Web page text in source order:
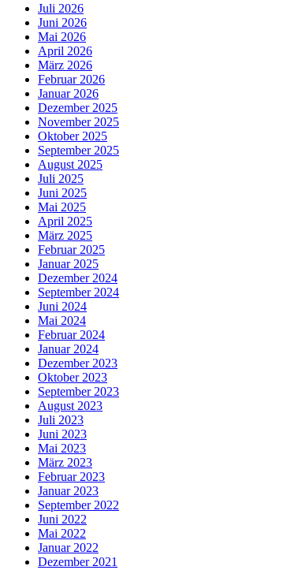
Juli 2026
Juni 2026
Mai 2026
April 2026
März 2026
Februar 2026
Januar 2026
Dezember 2025
November 2025
Oktober 2025
September 2025
August 2025
Juli 2025
Juni 2025
Mai 2025
April 2025
März 2025
Februar 2025
Januar 2025
Dezember 2024
September 2024
Juni 2024
Mai 2024
Februar 2024
Januar 2024
Dezember 2023
Oktober 2023
September 2023
August 2023
Juli 2023
Juni 2023
Mai 2023
März 2023
Februar 2023
Januar 2023
September 2022
Juni 2022
Mai 2022
Januar 2022
Dezember 2021